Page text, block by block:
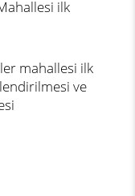
ilk
mahallesi ilk
ve